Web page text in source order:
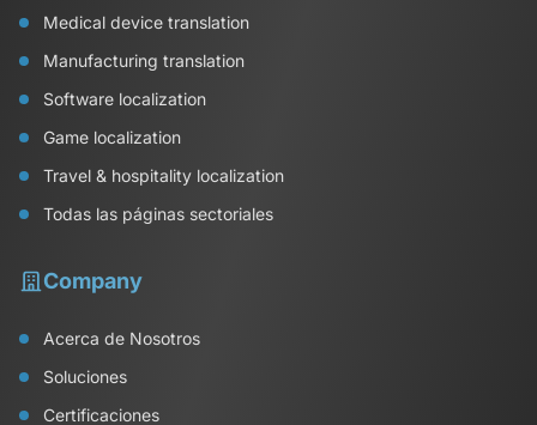
Medical device translation
Manufacturing translation
Software localization
Game localization
Travel & hospitality localization
Todas las páginas sectoriales
Company
Acerca de Nosotros
Soluciones
Certificaciones